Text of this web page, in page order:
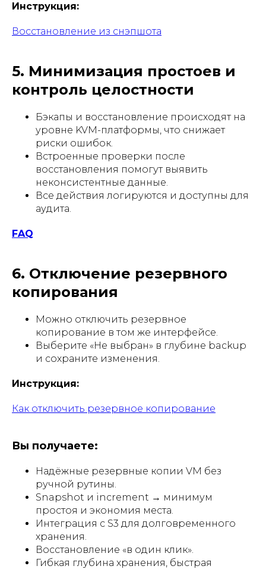
Инструкция:
Восстановление из снэпшота
5. Минимизация простоев и
контроль целостности
Бэкапы и восстановление происходят на
уровне KVM-платформы, что снижает
риски ошибок.
Встроенные проверки после
восстановления помогут выявить
неконсистентные данные.
Все действия логируются и доступны для
аудита.
FAQ
6. Отключение резервного
копирования
Можно отключить резервное
копирование в том же интерфейсе.
Выберите «Не выбран» в глубине backup
и сохраните изменения.
Инструкция:
Как отключить резервное копирование
Вы получаете:
Надёжные резервные копии VM без
ручной рутины.
Snapshot и increment → минимум
простоя и экономия места.
Интеграция с S3 для долговременного
хранения.
Восстановление «в один клик».
Гибкая глубина хранения, быстрая